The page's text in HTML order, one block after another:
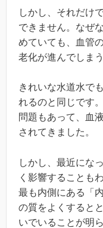
しかし、それだけ
できません。なぜ
めていても、血管
老化が進んでしま
きれいな水道水で
れるのと同じです
問題もあって、血
されてきました。
しかし、最近にな
く影響することも
最も内側にある「
の質をよくすると
いでいることが明